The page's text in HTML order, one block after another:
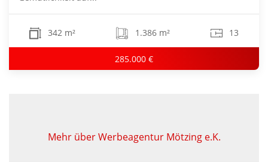
342 m² 1.386 m² 13
285.000 €
Mehr über Werbeagentur Mötzing e.K.